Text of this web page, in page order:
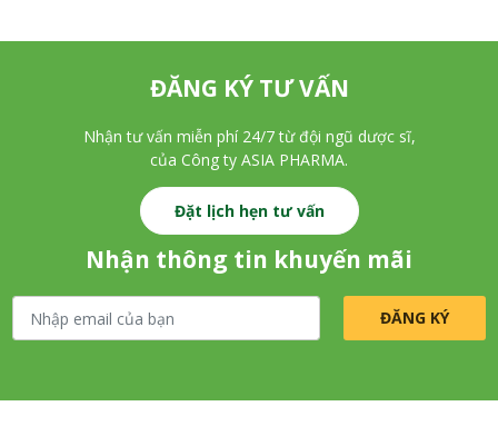
ĐĂNG KÝ TƯ VẤN
Nhận tư vấn miễn phí 24/7 từ đội ngũ dược sĩ,
của Công ty ASIA PHARMA.
Đặt lịch hẹn tư vấn
Nhận thông tin khuyến mãi